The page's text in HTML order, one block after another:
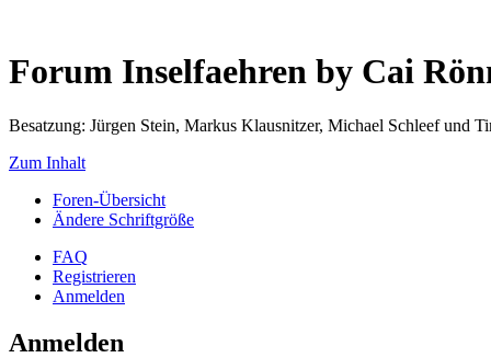
Forum Inselfaehren by Cai
Besatzung: Jürgen Stein, Markus Klausnitzer, Michael Schleef und
Zum Inhalt
Foren-Übersicht
Ändere Schriftgröße
FAQ
Registrieren
Anmelden
Anmelden